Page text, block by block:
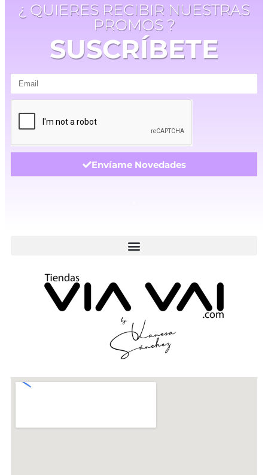
¿ QUIERES RECIBIR NUESTRAS
PROMOS ?
SUSCRÍBETE
Envíame Novedades